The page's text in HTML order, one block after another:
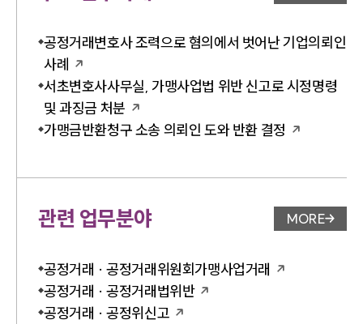
공정거래변호사 조력으로 혐의에서 벗어난 기업의뢰인
사례
서초변호사사무실, 가맹사업법 위반 신고로 시정명령
및 과징금 처분
가맹금반환청구 소송 의뢰인 도와 반환 결정
관련 업무분야 업무분야
MORE
공정거래 · 공정거래위원회가맹사업거래
공정거래 · 공정거래법위반
공정거래 · 공정위신고